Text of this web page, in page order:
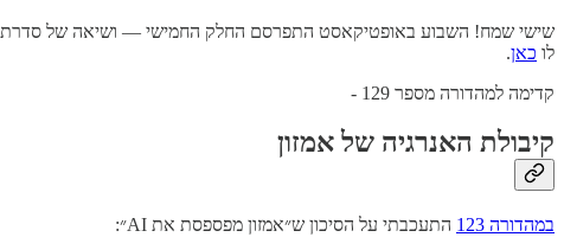
שישי שמח! השבוע באופטיקאסט התפרסם החלק החמישי — ושיאה של
לו כאן.
קדימה למהדורה מספר 129 -
קיבולת האנרגיה של אמזון
במהדורה 123
התעכבתי על הסיכון ש״אמזון מפספסת את AI״: